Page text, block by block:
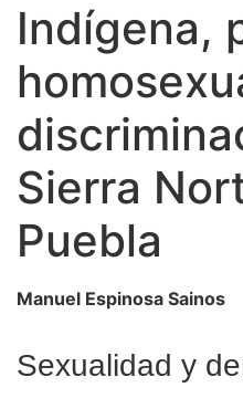
Indígena,
Sierra
Puebla
Manuel Espinosa Sainos
Sexualidad y